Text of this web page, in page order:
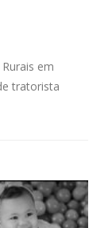
em
tratorista